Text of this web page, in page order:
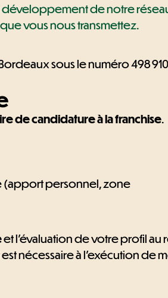
développement de notre
vous nous transmettez.
sous le numéro 498
de candidature à la franchise.
(apport personnel, zone
et l'évaluation de votre profil au
nécessaire à l'exécution de